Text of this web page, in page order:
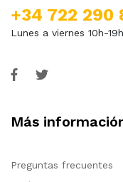
+34 722 290
Lunes a viernes 10h-19h
Más
Preguntas frecuentes